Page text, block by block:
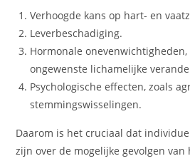
Verhoogde kans op hart- en
Leverbeschadiging.
Hormonale
ongewenste lichamelijke
Psychologische effecten, zoals
stemmingswisselingen.
Daarom is het cruciaal dat
zijn over de mogelijke gevolgen van